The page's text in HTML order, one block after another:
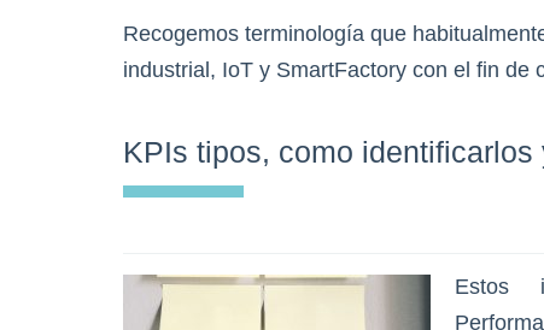
Recogemos terminología que
industrial, IoT y SmartFactory con el fin de
KPIs tipos, como identificarlos
Estos